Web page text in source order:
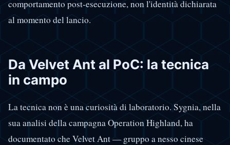
comportamento post-esecuzione, non l'identità dichiarata
al momento del lancio.
Da Velvet Ant al PoC: la tecnica
in campo
La tecnica non è una curiosità di laboratorio. Sygnia, nella
sua analisi della campagna Operation Highland, ha
documentato che Velvet Ant — gruppo a nesso cinese